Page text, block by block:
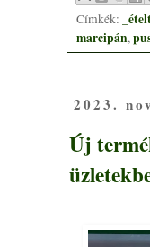
Címkék:
marcipán,
2023.
Új